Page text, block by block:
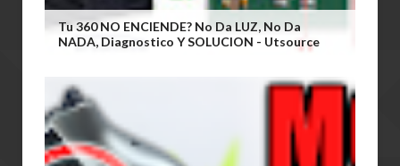
Tu 360 NO ENCIENDE? No Da LUZ, No Da
NADA, Diagnostico Y SOLUCION - Utsource